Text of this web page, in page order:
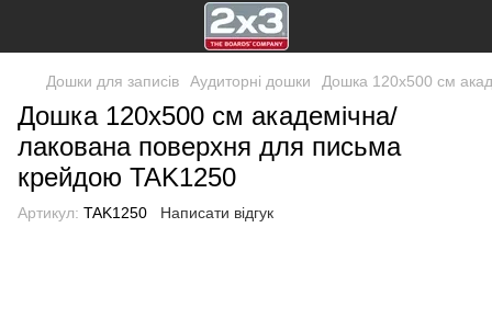
Дошки для записів Аудиторні дошки Дошка 120x500 см
Дошка 120x500 см академічна/
лакована поверхня для письма
крейдою TAK1250
Артикул: TAK1250 Написати відгук